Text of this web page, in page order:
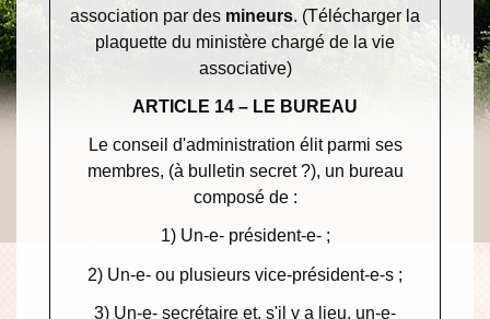
association par des mineurs. (Télécharger la
plaquette du ministère chargé de la vie
associative)
ARTICLE 14 – LE BUREAU
Le conseil d'administration élit parmi ses
membres, (à bulletin secret ?), un bureau
composé de :
1) Un-e- président-e- ;
2) Un-e- ou plusieurs vice-président-e-s ;
3) Un-e- secrétaire et, s'il y a lieu, un-e-